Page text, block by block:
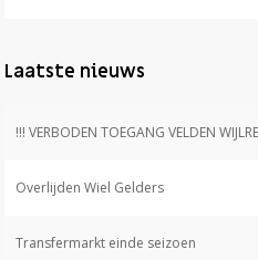
Laatste nieuws
!!! VERBODEN TOEGANG VELDEN
Overlijden Wiel Gelders
Transfermarkt einde seizoen